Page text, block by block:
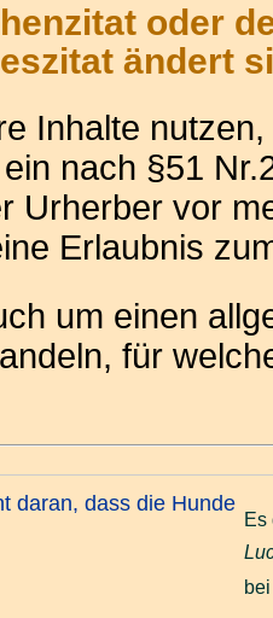
oder
ändert
Inhalte
nach §51
Urherber vor
Erlaubnis
um einen
für
daran, dass die Hunde
Es
bei